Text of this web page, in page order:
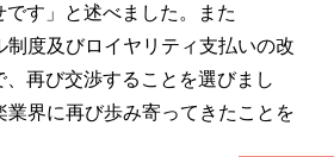
す」と述べました。また
制度及びロイヤリティ支払いの改
再び交渉することを選びまし
業界に再び歩み寄ってきたことを